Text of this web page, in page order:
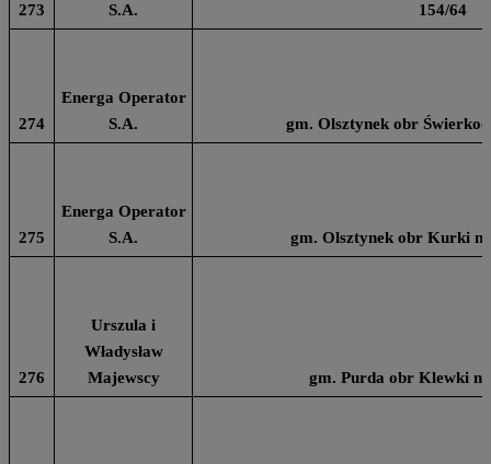
273
S.A.
154/64
274
Energa Operator
S.A.
gm. Olsztynek obr
275
Energa Operator
S.A.
gm. Olsztynek obr Kurki
276
Urszula i
Władysław
Majewscy
gm. Purda obr Klewki